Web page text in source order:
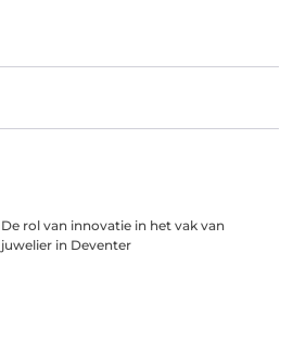
De rol van innovatie in het vak van
juwelier in Deventer